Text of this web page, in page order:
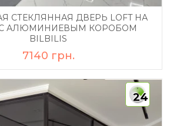
СТЕКЛЯННАЯ ДВЕРЬ LOFT НА
С АЛЮМИНИЕВЫМ КОРОБОМ
BILBILIS
7140 грн.
24